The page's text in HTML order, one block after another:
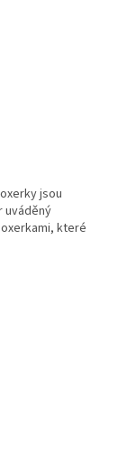
jsou
uváděný
které